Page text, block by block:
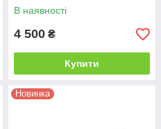
В наявності
4 500 ₴
Купити
Новинка